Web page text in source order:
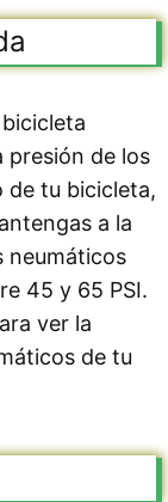
presión de los
de tu bicicleta,
a la
neumáticos
45 y 65 PSI.
ver la
de tu